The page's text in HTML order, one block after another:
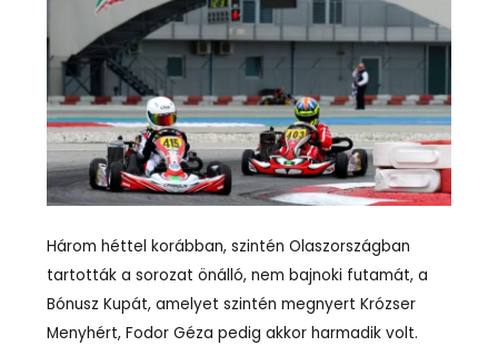
Három héttel korábban, szintén Olaszországban
tartották a sorozat önálló, nem bajnoki futamát, a
Bónusz Kupát, amelyet szintén megnyert Krózser
Menyhért, Fodor Géza pedig akkor harmadik volt.